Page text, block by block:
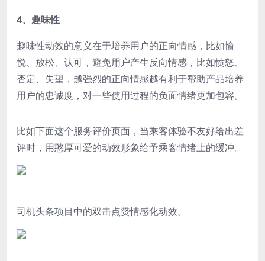
4、趣味性
趣味性动效的意义在于培养用户的正向情感 ，比如愉
悦、放松、认可，避免用户产生反向情感，比如愤怒、
否定、失望，越强烈的正向情感越有利于帮助产品培养
用户的忠诚度，对一些使用过程的负面情绪更加包容。
比如下面这个服务评价页面，当乘客体验不友好给出差
评时，用憨厚可爱的动效形象给予乘客情绪上的缓冲。
司机头条项目中的双击点赞情感化动效。‍